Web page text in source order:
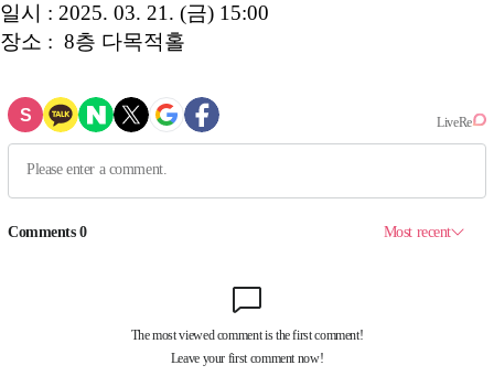
일시 : 2025. 03. 21. (금) 15:00
장소 : 8층 다목적홀